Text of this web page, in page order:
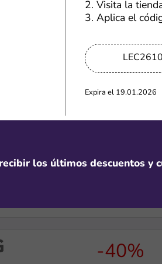
-12%
Cupón de 15%
-40%
2. Visita la
3. Aplica el
LEC2610
Expira el 19.01.2026
los últimos descuentos y